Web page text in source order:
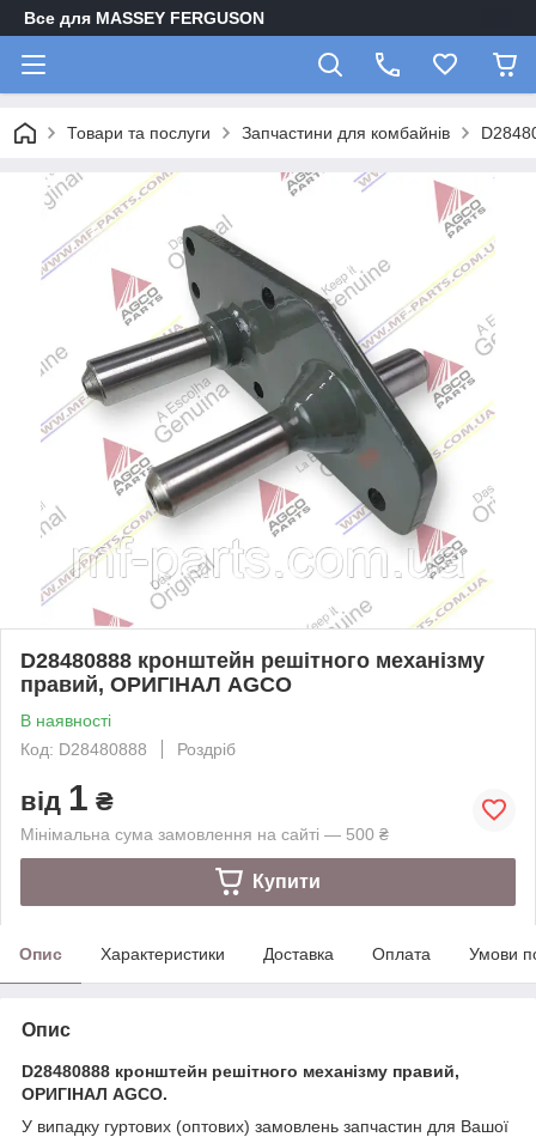
Все для MASSEY FERGUSON
Товари та послуги Запчастини для комбайнів
D28480888 кронштейн решітного механізму
правий, ОРИГІНАЛ AGCO
В наявності
Код: D28480888
Роздріб
від 1 ₴
Мінімальна сума замовлення на сайті — 500 ₴
Купити
Опис Характеристики Доставка Оплата Умови
Опис
D28480888 кронштейн решітного механізму правий,
ОРИГІНАЛ AGCO.
У випадку гуртових (оптових) замовлень запчастин для Вашої